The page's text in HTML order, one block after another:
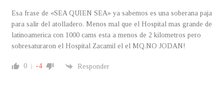
Esa frase de «SEA QUIEN SEA» ya sabemos es una soberana paja
para salir del atolladero. Menos mal que el Hospital mas grande de
latinoamerica con 1000 cams esta a menos de 2 kilometros pero
sobresaturaron el Hospital Zacamil el el MQ.NO JODAN!
0 -4 Responder